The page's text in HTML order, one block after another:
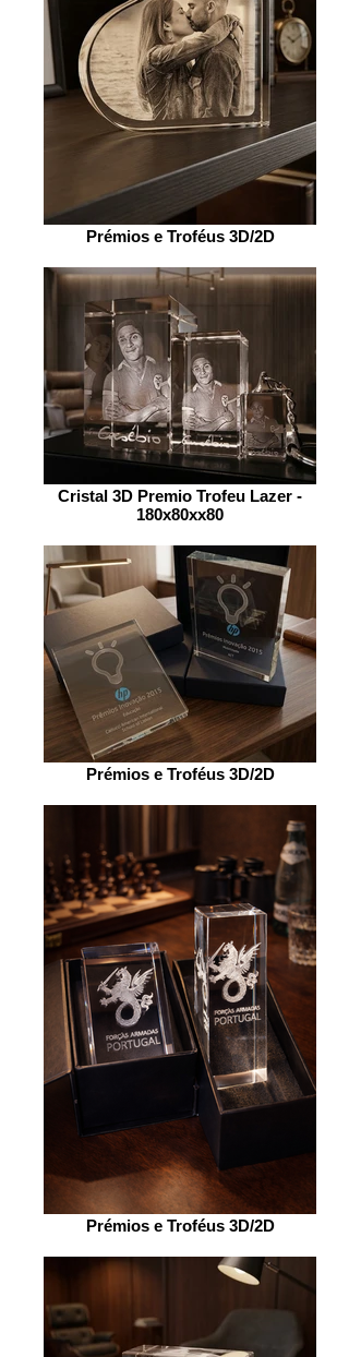
Prémios e Troféus 3D/2D
Cristal 3D Premio Trofeu Lazer -
180x80xx80
Prémios e Troféus 3D/2D
Prémios e Troféus 3D/2D